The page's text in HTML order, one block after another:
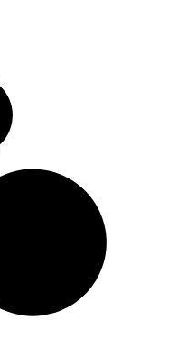
en genootschappen
dient het
en zonder afkortingen te
volstaan met verkorte
bij Duurstede. Toegang
tot Nut van 't